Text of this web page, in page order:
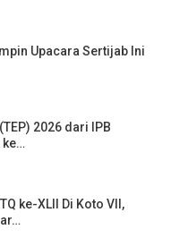
Upacara Sertijab Ini
2026 dari IPB
ke…
ke-XLII Di Koto VII,